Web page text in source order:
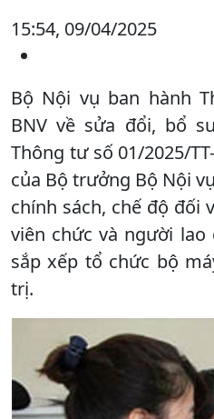
15:54, 09/04/2025
Bộ Nội vụ ban hành
BNV về sửa đổi, bổ
Thông tư số 01/2025/
của Bộ trưởng Bộ Nội
chính sách, chế độ đối
viên chức và người
sắp xếp tổ chức bộ
trị.